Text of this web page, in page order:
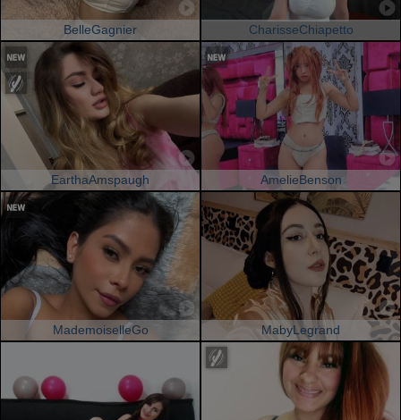
BelleGagnier CharisseChiapetto
EarthaAmspaugh AmelieBenson
MademoiselleGo MabyLegrand